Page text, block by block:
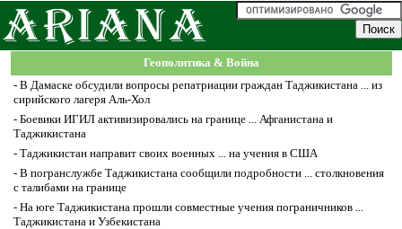
Геополитика & Война
- В Дамаске обсудили вопросы репатриации граждан Таджикистана ... из
сирийского лагеря Аль-Хол
- Боевики ИГИЛ активизировались на границе ... Афганистана и
Таджикистана
- Таджикистан направит своих военных ... на учения в США
- В погранслужбе Таджикистана сообщили подробности ... столкновения
с талибами на границе
- На юге Таджикистана прошли совместные учения пограничников ...
Таджикистана и Узбекистана